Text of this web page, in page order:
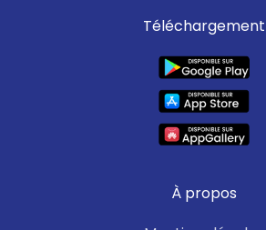
Téléchargement
À propos